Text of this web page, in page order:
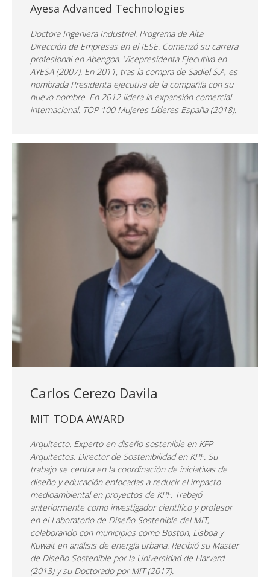
Ayesa Advanced Technologies
Doctora Ingeniera Industrial. Programa de Alta
Dirección de Empresas en el IESE. Comenzó su carrera
profesional en Abengoa. Vicepresidenta Ejecutiva en
AYESA (2007). En 2011, tras la compra de Sadiel S.A, es
nombrada Presidenta ejecutiva de la compañía con su
nuevo nombre. En 2012 lidera la expansión comercial
internacional. TOP 100 Mujeres Líderes España (2018).
Carlos Cerezo Davila
MIT TODA AWARD
Arquitecto. Experto en diseño sostenible en KFP
Arquitectos. Director de Sostenibilidad en KPF. Su
trabajo se centra en la coordinación de iniciativas de
diseño y educación enfocadas a reducir el impacto
medioambiental en proyectos de KPF. Trabajó
anteriormente como investigador científico y profesor
en el Laboratorio de Diseño Sostenible del MIT,
colaborando con municipios como Boston, Lisboa y
Kuwait en análisis de energía urbana. Recibió su Master
de Diseño Sostenible por la Universidad de Harvard
(2013) y su Doctorado por MIT (2017).